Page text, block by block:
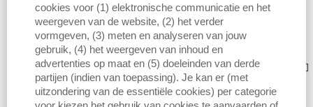
Metagegevens
Bronvermelding
Vermelding bij gebruik van deze publicatie
cookies voor (1) elektronische communicatie en het
weergeven van de website, (2) het verder
vormgeven, (3) meten en analyseren van jouw
gebruik, (4) het weergeven van inhoud en
advertenties op maat en (5) doeleinden van derde
partijen (indien van toepassing). Je kan er (met
uitzondering van de essentiële cookies) per categorie